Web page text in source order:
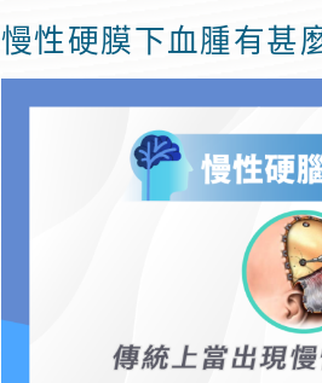
慢性硬膜下血腫有甚